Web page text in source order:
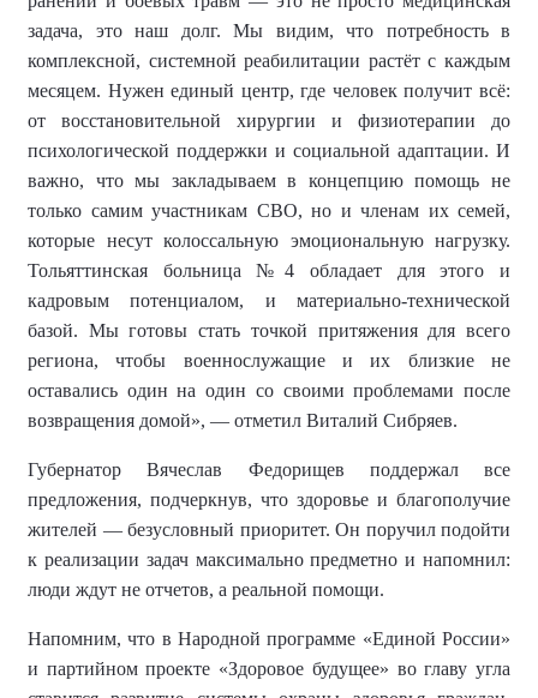
задача, это наш долг. Мы видим, что потребность в
комплексной, системной реабилитации растёт с каждым
месяцем. Нужен единый центр, где человек получит всё:
от восстановительной хирургии и физиотерапии до
психологической поддержки и социальной адаптации. И
важно, что мы закладываем в концепцию помощь не
только самим участникам СВО, но и членам их семей,
которые несут колоссальную эмоциональную нагрузку.
Тольяттинская больница №4 обладает для этого и
кадровым потенциалом, и материально-технической
базой. Мы готовы стать точкой притяжения для всего
региона, чтобы военнослужащие и их близкие не
оставались один на один со своими проблемами после
возвращения домой», — отметил Виталий Сибряев.
Губернатор Вячеслав Федорищев поддержал все
предложения, подчеркнув, что здоровье и благополучие
жителей — безусловный приоритет. Он поручил подойти
к реализации задач максимально предметно и напомнил:
люди ждут не отчетов, а реальной помощи.
Напомним, что в Народной программе «Единой России»
и партийном проекте «Здоровое будущее» во главу угла